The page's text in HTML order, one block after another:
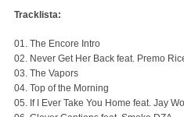
Tracklista:
01. The Encore Intro
02. Never Get Her Back feat. Premo
03. The Vapors
04. Top of the Morning
05. If I Ever Take You Home feat. Jay